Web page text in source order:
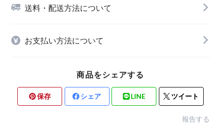
送料・配送方法について
お支払い方法について
商品をシェアする
保存 シェア LINE ツイート
報告する